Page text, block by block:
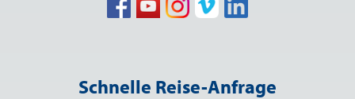
Schnelle Reise-Anfrage